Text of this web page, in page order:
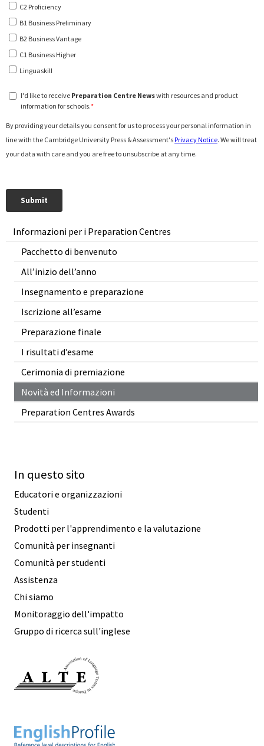
Informazioni per i Preparation Centres
Pacchetto di benvenuto
All’inizio dell’anno
Insegnamento e preparazione
Iscrizione all’esame
Preparazione finale
I risultati d’esame
Cerimonia di premiazione
Novità ed Informazioni
Preparation Centres Awards
In questo sito
Educatori e organizzazioni
Studenti
Prodotti per l'apprendimento e la valutazione
Comunità per insegnanti
Comunità per studenti
Assistenza
Chi siamo
Monitoraggio dell'impatto
Gruppo di ricerca sull'inglese